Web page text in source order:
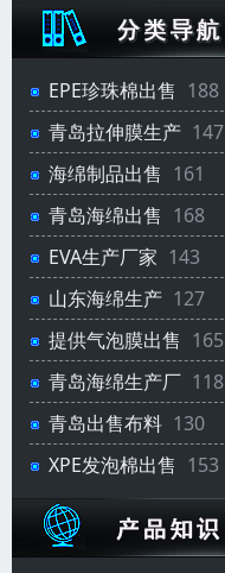
EPE珍珠棉出售 188
青岛拉伸膜生产 147
海绵制品出售 161
青岛海绵出售 168
EVA生产厂家 143
山东海绵生产 127
提供气泡膜出售 165
青岛海绵生产厂 118
青岛出售布料 130
XPE发泡棉出售 153